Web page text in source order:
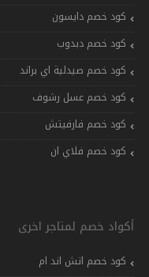
كود خصم دايسون
كود خصم دبدوب
كود خصم صيدلية اي براند
كود خصم عسل رشوف
كود خصم فارفيتش
كود خصم فلاي ان
أكواد خصم لمتاجر اخرى
كود خصم اتش اند ام